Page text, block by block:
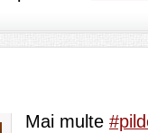
Mai multe